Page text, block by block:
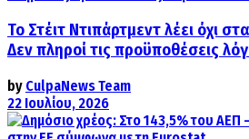
Το Στέιτ Ντιπάρτμεντ λέει όχι
Δεν πληροί τις προϋποθέσεις
by CulpaNews Team
22 Ιουλίου, 2026